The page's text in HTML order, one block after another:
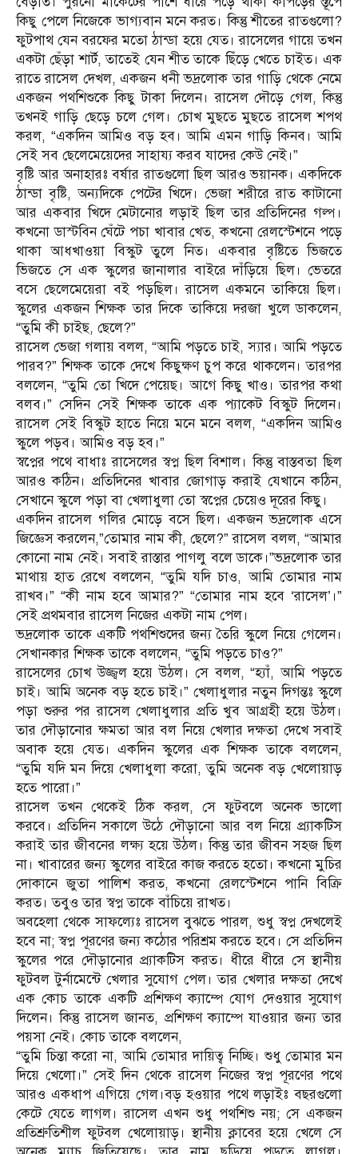
কিছু পেলে নিজেকে ভাগ্যবান মনে করত। কিন্তু শীতের রাতগুলো?
ফুটপাথ যেন বরফের মতো ঠান্ডা হয়ে যেত। রাসেলের গায়ে তখন
একটা ছেঁড়া শার্ট, তাতেই যেন শীত তাকে ছিঁড়ে খেতে চাইত। এক
রাতে রাসেল দেখল, একজন ধনী ভদ্রলোক তার গাড়ি থেকে নেমে
একজন পথশিশুকে কিছু টাকা দিলেন। রাসেল দৌড়ে গেল, কিন্তু
তখনই গাড়ি ছেড়ে চলে গেল। চোখ মুছতে মুছতে রাসেল শপথ
করল, “একদিন আমিও বড় হব। আমি এমন গাড়ি কিনব। আমি
সেই সব ছেলেমেয়েদের সাহায্য করব যাদের কেউ নেই।”
বৃষ্টি আর অনাহারঃ বর্ষার রাতগুলো ছিল আরও ভয়ানক। একদিকে
ঠান্ডা বৃষ্টি, অন্যদিকে পেটের খিদে। ভেজা শরীরে রাত কাটানো
আর একবার খিদে মেটানোর লড়াই ছিল তার প্রতিদিনের গল্প।
কখনো ডাস্টবিন ঘেঁটে পচা খাবার খেত, কখনো রেলস্টেশনে পড়ে
থাকা আধখাওয়া বিস্কুট তুলে নিত। একবার বৃষ্টিতে ভিজতে
ভিজতে সে এক স্কুলের জানালার বাইরে দাঁড়িয়ে ছিল। ভেতরে
বসে ছেলেমেয়েরা বই পড়ছিল। রাসেল একমনে তাকিয়ে ছিল।
স্কুলের একজন শিক্ষক তার দিকে তাকিয়ে দরজা খুলে ডাকলেন,
“তুমি কী চাইছ, ছেলে?”
রাসেল ভেজা গলায় বলল, “আমি পড়তে চাই, স্যার। আমি পড়তে
পারব?” শিক্ষক তাকে দেখে কিছুক্ষণ চুপ করে থাকলেন। তারপর
বললেন, “তুমি তো খিদে পেয়েছ। আগে কিছু খাও। তারপর কথা
বলব।” সেদিন সেই শিক্ষক তাকে এক প্যাকেট বিস্কুট দিলেন।
রাসেল সেই বিস্কুট হাতে নিয়ে মনে মনে বলল, “একদিন আমিও
স্কুলে পড়ব। আমিও বড় হব।”
স্বপ্নের পথে বাধাঃ রাসেলের স্বপ্ন ছিল বিশাল। কিন্তু বাস্তবতা ছিল
আরও কঠিন। প্রতিদিনের খাবার জোগাড় করাই যেখানে কঠিন,
সেখানে স্কুলে পড়া বা খেলাধুলা তো স্বপ্নের চেয়েও দূরের কিছু।
একদিন রাসেল গলির মোড়ে বসে ছিল। একজন ভদ্রলোক এসে
জিজ্ঞেস করলেন,”তোমার নাম কী, ছেলে?” রাসেল বলল, “আমার
কোনো নাম নেই। সবাই রাস্তার পাগলু বলে ডাকে।”ভদ্রলোক তার
মাথায় হাত রেখে বললেন, “তুমি যদি চাও, আমি তোমার নাম
রাখব।” “কী নাম হবে আমার?” “তোমার নাম হবে ‘রাসেল’।”
সেই প্রথমবার রাসেল নিজের একটা নাম পেল।
ভদ্রলোক তাকে একটি পথশিশুদের জন্য তৈরি স্কুলে নিয়ে গেলেন।
সেখানকার শিক্ষক তাকে বললেন, “তুমি পড়তে চাও?”
রাসেলের চোখ উজ্জ্বল হয়ে উঠল। সে বলল, “হ্যাঁ, আমি পড়তে
চাই। আমি অনেক বড় হতে চাই।” খেলাধুলার নতুন দিগন্তঃ স্কুলে
পড়া শুরুর পর রাসেল খেলাধুলার প্রতি খুব আগ্রহী হয়ে উঠল।
তার দৌড়ানোর ক্ষমতা আর বল নিয়ে খেলার দক্ষতা দেখে সবাই
অবাক হয়ে যেত। একদিন স্কুলের এক শিক্ষক তাকে বললেন,
“তুমি যদি মন দিয়ে খেলাধুলা করো, তুমি অনেক বড় খেলোয়াড়
হতে পারো।”
রাসেল তখন থেকেই ঠিক করল, সে ফুটবলে অনেক ভালো
করবে। প্রতিদিন সকালে উঠে দৌড়ানো আর বল নিয়ে প্র্যাকটিস
করাই তার জীবনের লক্ষ্য হয়ে উঠল। কিন্তু তার জীবন সহজ ছিল
না। খাবারের জন্য স্কুলের বাইরে কাজ করতে হতো। কখনো মুচির
দোকানে জুতা পালিশ করত, কখনো রেলস্টেশনে পানি বিক্রি
করত। তবুও তার স্বপ্ন তাকে বাঁচিয়ে রাখত।
অবহেলা থেকে সাফল্যেঃ রাসেল বুঝতে পারল, শুধু স্বপ্ন দেখলেই
হবে না; স্বপ্ন পূরণের জন্য কঠোর পরিশ্রম করতে হবে। সে প্রতিদিন
স্কুলের পরে দৌড়ানোর প্র্যাকটিস করত। ধীরে ধীরে সে স্থানীয়
ফুটবল টুর্নামেন্টে খেলার সুযোগ পেল। তার খেলার দক্ষতা দেখে
এক কোচ তাকে একটি প্রশিক্ষণ ক্যাম্পে যোগ দেওয়ার সুযোগ
দিলেন। কিন্তু রাসেল জানত, প্রশিক্ষণ ক্যাম্পে যাওয়ার জন্য তার
পয়সা নেই। কোচ তাকে বললেন,
“তুমি চিন্তা করো না, আমি তোমার দায়িত্ব নিচ্ছি। শুধু তোমার মন
দিয়ে খেলো।” সেই দিন থেকে রাসেল নিজের স্বপ্ন পূরণের পথে
আরও একধাপ এগিয়ে গেল।বড় হওয়ার পথে লড়াইঃ বছরগুলো
কেটে যেতে লাগল। রাসেল এখন শুধু পথশিশু নয়; সে একজন
প্রতিশ্রুতিশীল ফুটবল খেলোয়াড়। স্থানীয় ক্লাবের হয়ে খেলে সে